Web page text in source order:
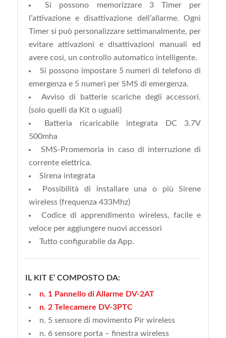
Si possono memorizzare 3 Timer per
l’attivazione e disattivazione dell’allarme. Ogni
Timer si può personalizzare settimanalmente, per
evitare attivazioni e disattivazioni manuali ed
avere così, un controllo automatico intelligente.
Si possono impostare 5 numeri di telefono di
emergenza e 5 numeri per SMS di emergenza.
Avviso di batterie scariche degli accessori.
(solo quelli da Kit o uguali)
Batteria ricaricabile integrata DC 3.7V
500mha
SMS-Promemoria in caso di interruzione di
corrente elettrica.
Sirena integrata
Possibilità di installare una o più Sirene
wireless (frequenza 433Mhz)
Codice di apprendimento wireless, facile e
veloce per aggiungere nuovi accessori
Tutto configurabile da App.
IL KIT E’ COMPOSTO DA:
n. 1 Pannello di Allarme DV-2AT
n. 2 Telecamere DV-3PTC
n. 5 sensore di movimento Pir wireless
n. 6 sensore porta – finestra wireless